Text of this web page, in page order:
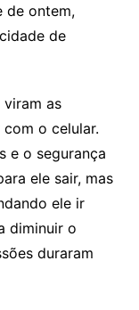
de ontem,
de
viram as
o celular.
e o segurança
ele sair, mas
ele ir
diminuir o
duraram